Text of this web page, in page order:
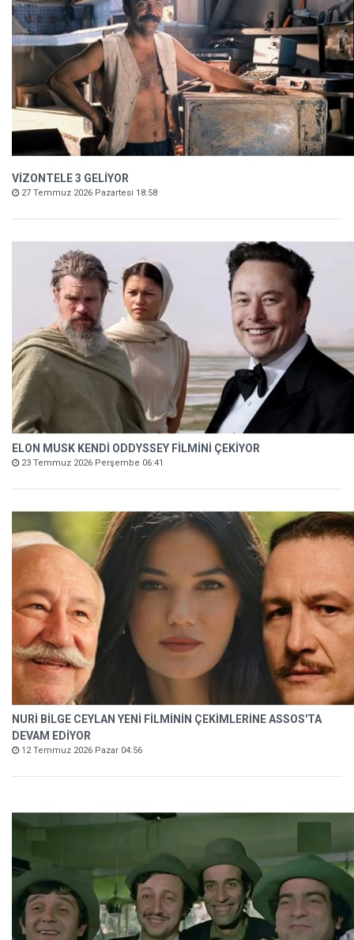
VİZONTELE 3 GELİYOR
27 Temmuz 2026 Pazartesi 18:58
ELON MUSK KENDİ ODDYSSEY FİLMİNİ ÇEKİYOR
23 Temmuz 2026 Perşembe 06:41
NURİ BİLGE CEYLAN YENİ FİLMİNİN ÇEKİMLERİNE ASSOS'TA
DEVAM EDİYOR
12 Temmuz 2026 Pazar 04:56